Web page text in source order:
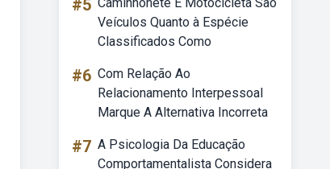
#5
Veículos Quanto à Espécie
Classificados Como
#6 Com Relação Ao
Relacionamento Interpessoal
Marque A Alternativa Incorreta
#7 A Psicologia Da Educação
Comportamentalista Considera